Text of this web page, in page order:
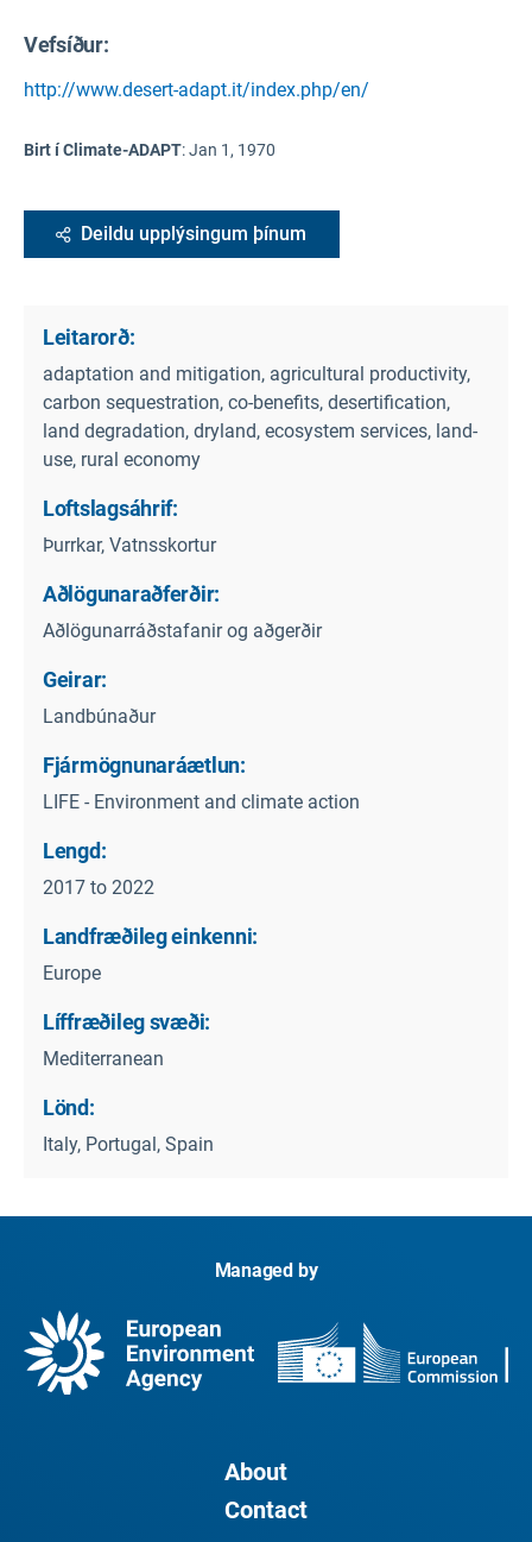
Vefsíður:
http://www.desert-adapt.it/index.php/en/
Birt í Climate-ADAPT:Jan 1, 1970
Deildu upplýsingum þínum
Leitarorð:
adaptation and mitigation, agricultural productivity,
carbon sequestration, co-benefits, desertification,
land degradation, dryland, ecosystem services, land-
use, rural economy
Loftslagsáhrif:
Þurrkar, Vatnsskortur
Aðlögunaraðferðir:
Aðlögunarráðstafanir og aðgerðir
Geirar:
Landbúnaður
Fjármögnunaráætlun:
LIFE - Environment and climate action
Lengd:
2017 to 2022
Landfræðileg einkenni:
Europe
Líffræðileg svæði:
Mediterranean
Lönd:
Italy, Portugal, Spain
Managed by
About
Contact